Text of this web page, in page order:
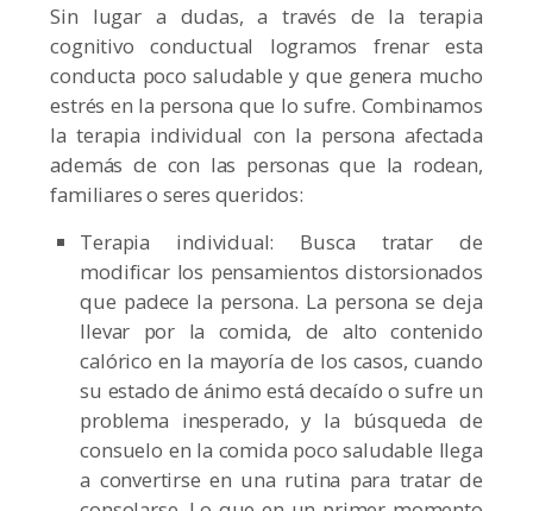
Sin lugar a dudas, a través de la terapia
cognitivo conductual logramos frenar esta
conducta poco saludable y que genera mucho
estrés en la persona que lo sufre. Combinamos
la terapia individual con la persona afectada
además de con las personas que la rodean,
familiares o seres queridos:
Terapia individual: Busca tratar de
modificar los pensamientos distorsionados
que padece la persona. La persona se deja
llevar por la comida, de alto contenido
calórico en la mayoría de los casos, cuando
su estado de ánimo está decaído o sufre un
problema inesperado, y la búsqueda de
consuelo en la comida poco saludable llega
a convertirse en una rutina para tratar de